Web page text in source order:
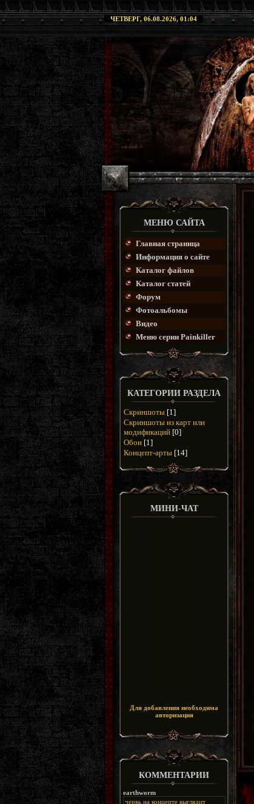
ЧЕТВЕРГ, 06.08.2026, 01:04
МЕНЮ САЙТА
Главная страница
Информация о сайте
Каталог файлов
Каталог статей
Форум
Фотоальбомы
Видео
Меню серии Painkiller
КАТЕГОРИИ РАЗДЕЛА
Скриншоты [1]
Скриншоты из карт или
модификаций [0]
Обои [1]
Концепт-арты [14]
МИНИ-ЧАТ
Для добавления необходима
авторизация
КОММЕНТАРИИ
earthworm
червь на концепте выглядит